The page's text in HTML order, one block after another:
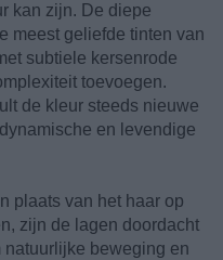
kan zijn. De diepe
meest geliefde tinten van
subtiele kersenrode
toevoegen.
de kleur steeds nieuwe
en levendige
plaats van het haar op
zijn de lagen doordacht
beweging en